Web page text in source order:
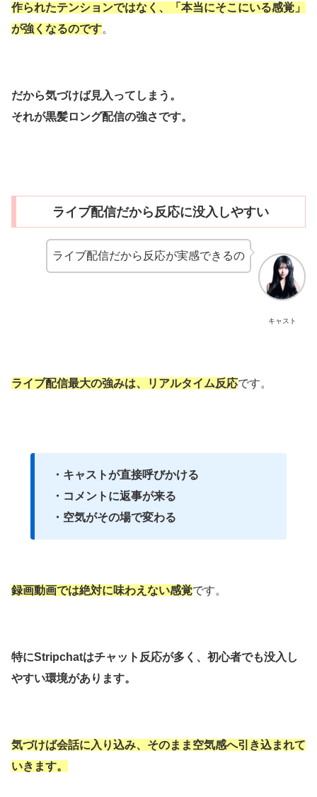
作られたテンションではなく、「本当にそこにいる感覚」
が強くなるのです。
だから気づけば見入ってしまう。
それが黒髪ロング配信の強さです。
ライブ配信だから反応に没入しやすい
キャスト
ライブ配信だから反応が実感できるの
ライブ配信最大の強みは、リアルタイム反応です。
・キャストが直接呼びかける
・コメントに返事が来る
・空気がその場で変わる
録画動画では絶対に味わえない感覚です。
特にStripchatはチャット反応が多く、初心者でも没入し
やすい環境があります。
気づけば会話に入り込み、そのまま空気感へ引き込まれて
いきます。